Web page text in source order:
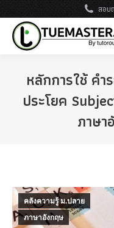
สอบ
หลักการใช้ คำ
ประโยค
ภาษ
คลังความรู้ ม.ปลาย
ภาษาอังกฤษ